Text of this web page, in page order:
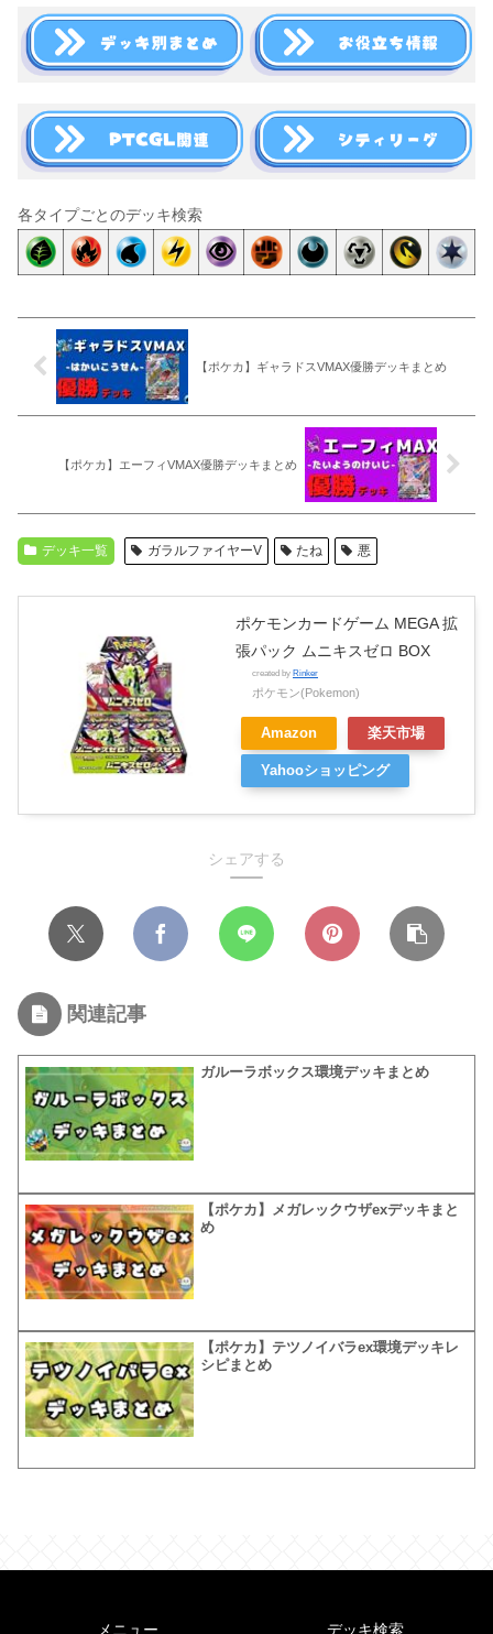
各タイプごとのデッキ検索
【ポケカ】ギャラドスVMAX優勝デッキまとめ
【ポケカ】エーフィVMAX優勝デッキまとめ
デッキ一覧 ガラルファイヤーV たね 悪
ポケモンカードゲーム MEGA 拡
張パック ムニキスゼロ BOX
created by Rinker
ポケモン(Pokemon)
Amazon 楽天市場
Yahooショッピング
シェアする
関連記事
ガルーラボックス環境デッキまとめ
【ポケカ】メガレックウザexデッキまと
め
【ポケカ】テツノイバラex環境デッキレ
シピまとめ
メニュー デッキ検索